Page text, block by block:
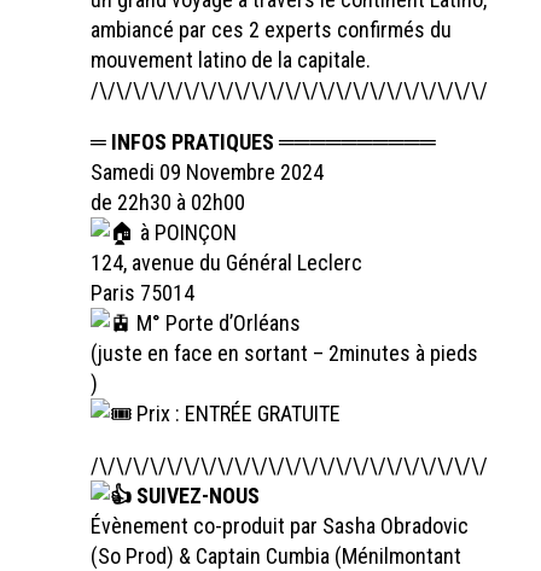
ambiancé par ces 2 experts confirmés du
mouvement latino de la capitale.
/\/\/\/\/\/\/\/\/\/\/\/\/\/\/\/\/\/\/\/\/\/\/\/\/\/
═ INFOS PRATIQUES ══════════
Samedi 09 Novembre 2024
de 22h30 à 02h00
à POINÇON
124, avenue du Général Leclerc
Paris 75014
M° Porte d’Orléans
(juste en face en sortant – 2minutes à pieds
)
Prix : ENTRÉE GRATUITE
/\/\/\/\/\/\/\/\/\/\/\/\/\/\/\/\/\/\/\/\/\/\/\/\/\/
SUIVEZ-NOUS
Évènement co-produit par Sasha Obradovic
(So Prod) & Captain Cumbia (Ménilmontant